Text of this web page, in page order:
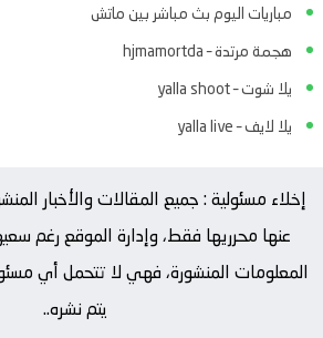
مباريات اليوم بث مباشر بين ماتش
هجمة مرتدة – hjmamortda
يلا شوت – yalla shoot
يلا لايف – yalla live
إخلاء مسئولية : جميع المقالات والأخبار
عنها محرريها فقط، وإدارة الموقع رغم
المعلومات المنشورة، فهي لا تتحمل أي
يتم نشره..